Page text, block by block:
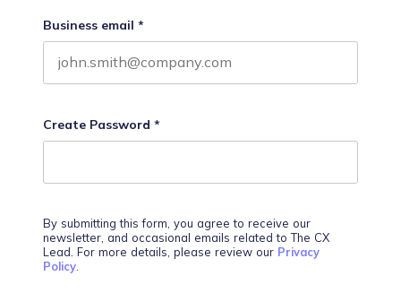
Business email *
Create Password *
By submitting this form, you agree to receive our
newsletter, and occasional emails related to The CX
Lead. For more details, please review our Privacy
Policy.